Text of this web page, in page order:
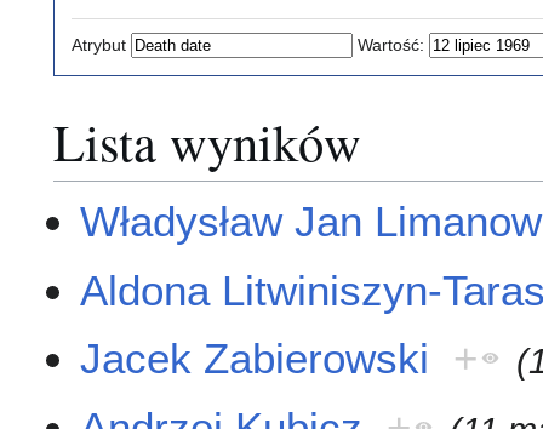
Atrybut Wartość:
Lista wyników
Władysław Jan
Aldona Litwiniszyn-
Jacek Zabierowski
+